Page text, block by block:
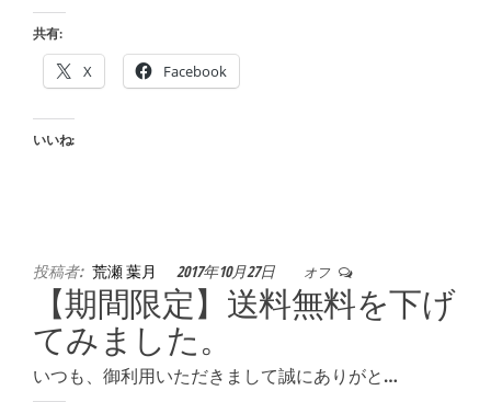
共有:
X Facebook
いいね:
投稿者: 荒瀬 葉月 2017年10月27日 オフ
【期間限定】送料無料を下げ
てみました。
いつも、御利用いただきまして誠にありがと…